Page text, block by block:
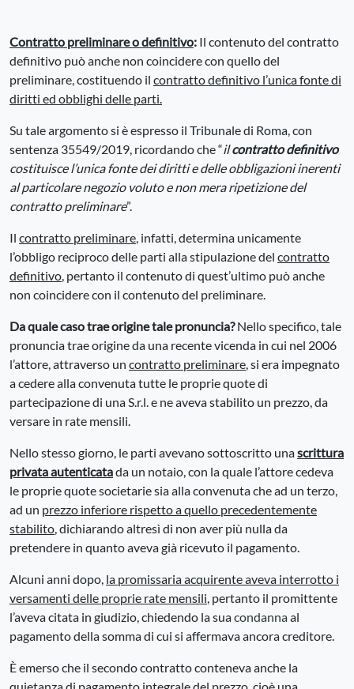
Contratto preliminare o definitivo: Il contenuto del contratto
definitivo può anche non coincidere con quello del
preliminare, costituendo il contratto definitivo l’unica fonte di
diritti ed obblighi delle parti.
Su tale argomento si è espresso il Tribunale di Roma, con
sentenza 35549/2019, ricordando che “ilcontratto definitivo
costituisce l’unica fonte dei diritti e delle obbligazioni inerenti
al particolare negozio voluto e non mera ripetizione del
contratto preliminare”.
Il contratto preliminare, infatti, determina unicamente
l’obbligo reciproco delle parti alla stipulazione del contratto
definitivo, pertanto il contenuto di quest’ultimo può anche
non coincidere con il contenuto del preliminare.
Da quale caso trae origine tale pronuncia?Nello specifico, tale
pronuncia trae origine da una recente vicenda in cui nel 2006
l’attore, attraverso un contratto preliminare, si era impegnato
a cedere alla convenuta tutte le proprie quote di
partecipazione di una S.r.l. e ne aveva stabilito un prezzo, da
versare in rate mensili.
Nello stesso giorno, le parti avevano sottoscritto unascrittura
privata autenticatada un notaio, con la quale l’attore cedeva
le proprie quote societarie sia alla convenuta che ad un terzo,
ad un prezzo inferiore rispetto a quello precedentemente
stabilito, dichiarando altresì di non aver più nulla da
pretendere in quanto aveva già ricevuto il pagamento.
Alcuni anni dopo, la promissaria acquirente aveva interrotto i
versamenti delle proprie rate mensili, pertanto il promittente
l’aveva citata in giudizio, chiedendo la suacondannaal
pagamento della somma di cui si affermava ancora creditore.
È emerso che il secondo contratto conteneva anche la